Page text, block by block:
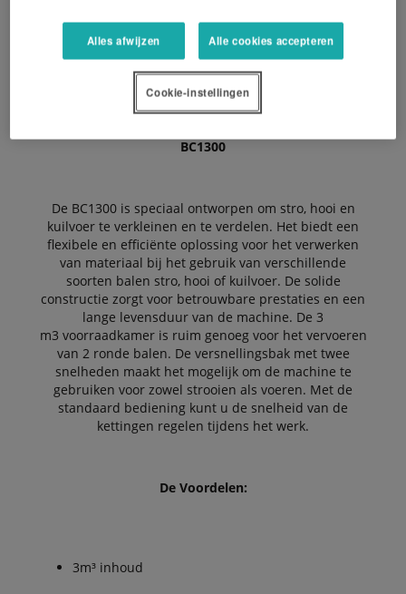
Strooimogelijkheden tot wel 15 meter.
BC1300
De BC1300 is speciaal ontworpen om stro, hooi en
kuilvoer te verkleinen en te verdelen. Het biedt een
flexibele en efficiënte oplossing voor het verwerken
van materiaal bij het gebruik van verschillende
soorten balen stro, hooi of kuilvoer. De solide
constructie zorgt voor betrouwbare prestaties en een
lange levensduur van de machine. De 3
m3 voorraadkamer is ruim genoeg voor het vervoeren
van 2 ronde balen. De versnellingsbak met twee
snelheden maakt het mogelijk om de machine te
gebruiken voor zowel strooien als voeren. Met de
standaard bediening kunt u de snelheid van de
kettingen regelen tijdens het werk.
De Voordelen:
3m³ inhoud
Alles afwijzen Alle cookies accepteren
Cookie-instellingen